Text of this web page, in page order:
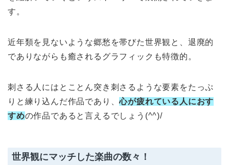
す。
近年類を見ないような郷愁を帯びた世界観と、退廃的
でありながらも癒されるグラフィックも特徴的。
刺さる人にはとことん突き刺さるような要素をたっぷ
りと練り込んだ作品であり、心が疲れている人におす
すめの作品であると言えるでしょう(^^)/
世界観にマッチした楽曲の数々！